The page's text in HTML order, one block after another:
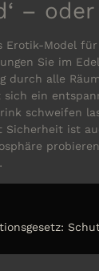
–
Model
Sie im
durch alle
ein
schweifen
ist